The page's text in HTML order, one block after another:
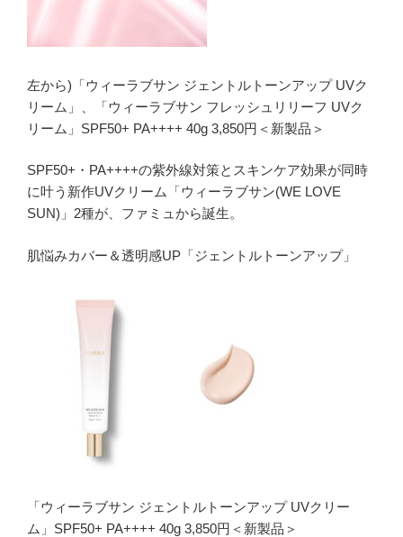
左から)「ウィーラブサン ジェントルトーンアップ UVク
リーム」、「ウィーラブサン フレッシュリリーフ UVク
リーム」SPF50+ PA++++ 40g 3,850円＜新製品＞
SPF50+・PA++++の紫外線対策とスキンケア効果が同時
に叶う新作UVクリーム「ウィーラブサン(WE LOVE
SUN)」2種が、ファミュから誕生。
肌悩みカバー＆透明感UP「ジェントルトーンアップ」
「ウィーラブサン ジェントルトーンアップ UVクリー
ム」SPF50+ PA++++ 40g 3,850円＜新製品＞